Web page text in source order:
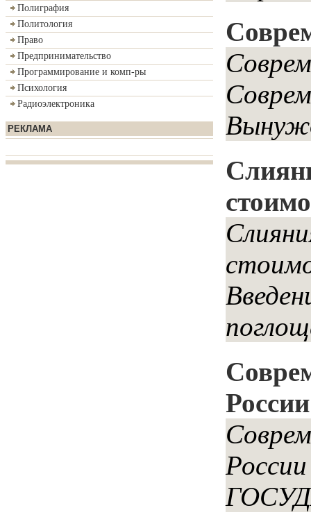
Полиграфия
Политология
Право
Предпринимательство
Программирование и комп-ры
Психология
Радиоэлектроника
РЕКЛАМА